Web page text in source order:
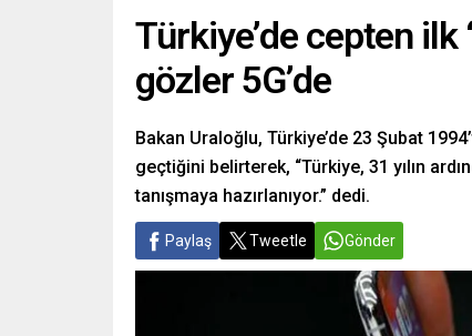
Türkiye’de cepten ilk
gözler 5G’de
Bakan Uraloğlu, Türkiye’de 23 Şubat
geçtiğini belirterek, “Türkiye, 31 yılın
tanışmaya hazırlanıyor.” dedi.
Paylaş Tweetle Gönder